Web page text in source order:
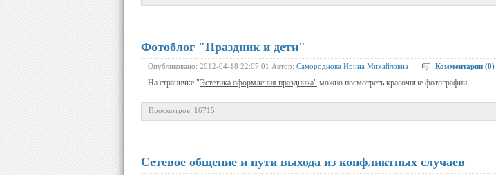
Фотоблог "Праздник и дети"
Опубликовано: 2012-04-18 22:07:01 Автор: Самороднова Ирина Михайловна Комментарии (0)
На страничке "Эстетика оформления праздника" можно посмотреть красочные фотографии.
Просмотров: 16715
Сетевое общение и пути выхода из конфликтных случаев